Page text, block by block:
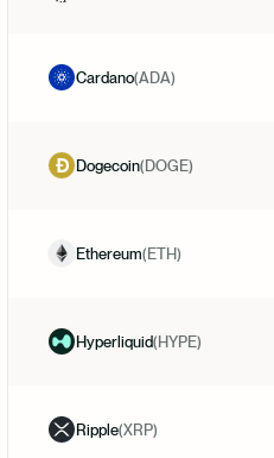
Cardano(ADA)
Dogecoin(DOGE)
Ethereum(ETH)
Hyperliquid(HYPE)
Ripple(XRP)